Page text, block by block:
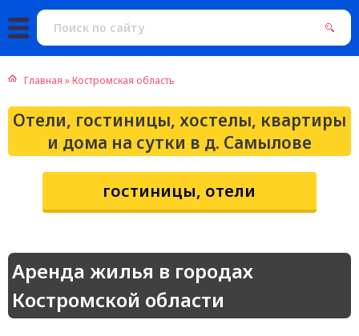
Главная »Костромская область
Отели, гостиницы, хостелы, квартиры
и дома на сутки в д. Самылове
гостиницы, отели
Аренда жилья в городах
Костромской области